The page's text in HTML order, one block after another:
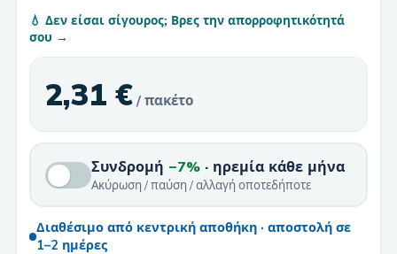
💧 Δεν είσαι σίγουρος; Βρες την απορροφητικότητά
σου →
2,31 € / πακέτο
Συνδρομή −7%· ηρεμία κάθε μήνα
Ακύρωση / παύση / αλλαγή οποτεδήποτε
Διαθέσιμο από κεντρική αποθήκη · αποστολή σε
1–2 ημέρες